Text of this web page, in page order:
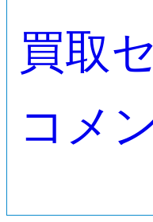
買取
コメ